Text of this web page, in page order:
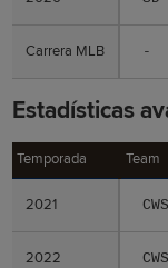
Carrera MLB -
Carrera MLB
Estadísticas
Temporada Team
2021 CWS
2022 CWS
Temporada
2021
2022